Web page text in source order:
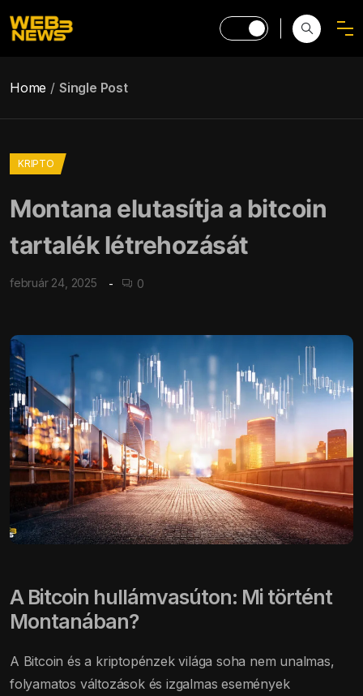
Home Single Post
KRIPTO
Montana elutasítja a bitcoin
tartalék létrehozását
február 24, 2025 0
A Bitcoin hullámvasúton: Mi történt
Montanában?
A Bitcoin és a kriptopénzek világa soha nem unalmas,
folyamatos változások és izgalmas események